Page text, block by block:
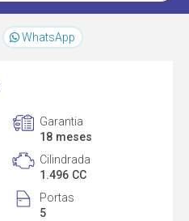
WhatsApp
Garantia
18 meses
Cilindrada
1.496 CC
Portas
5